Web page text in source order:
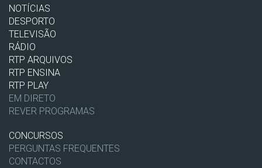
NOTÍCIAS
DESPORTO
TELEVISÃO
RÁDIO
RTP ARQUIVOS
RTP ENSINA
RTP PLAY
EM DIRETO
REVER PROGRAMAS
CONCURSOS
PERGUNTAS FREQUENTES
CONTACTOS